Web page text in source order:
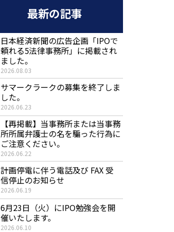
最新の記事
日本経済新聞の広告企画「IPOで
頼れる5法律事務所」に掲載され
ました。
2026.08.03
サマークラークの募集を終了しま
した。
2026.06.23
【再掲載】当事務所または当事務
所所属弁護士の名を騙った行為に
ご注意ください。
2026.06.22
計画停電に伴う電話及び FAX 受
信停止のお知らせ
2026.06.19
6月23日（火）にIPO勉強会を開
催いたします。
2026.06.10